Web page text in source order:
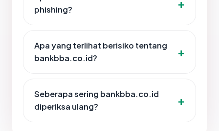
phishing?
Apa yang terlihat berisiko tentang
bankbba.co.id?
Seberapa sering bankbba.co.id
diperiksa ulang?